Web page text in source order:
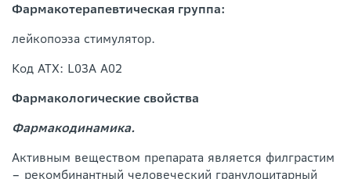
Фармакотерапевтическая группа:
лейкопоэза стимулятор.
Код АТХ: L03А А02
Фармакологические свойства
Фармакодинамика.
Активным веществом препарата является филграстим
– рекомбинантный человеческий гранулоцитарный